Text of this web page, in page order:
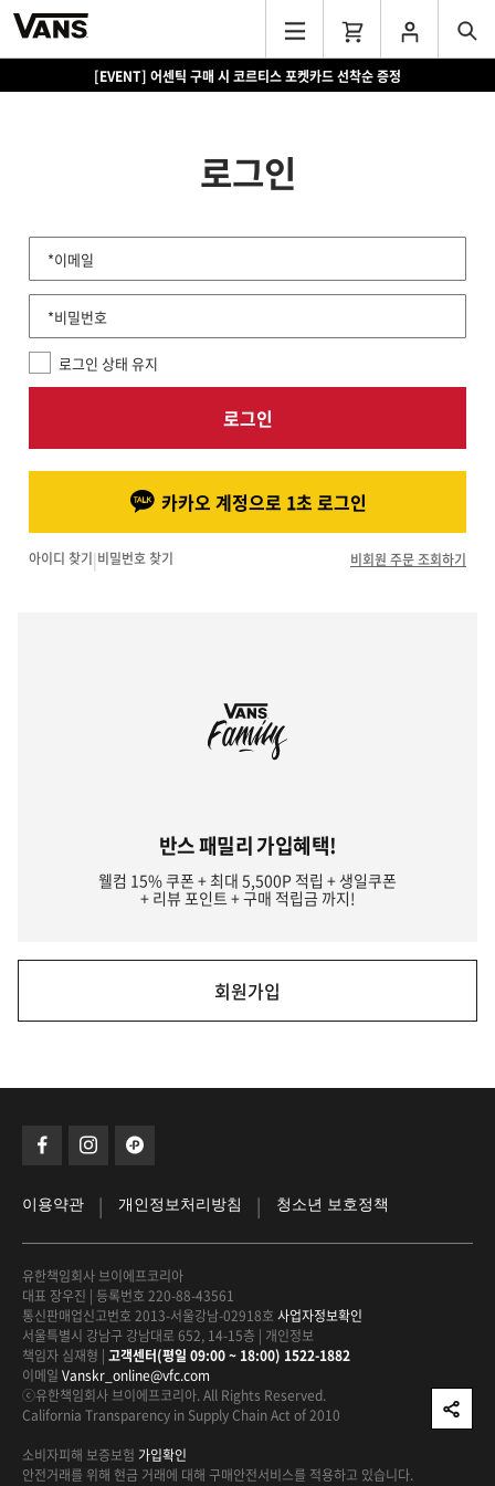
[EVENT] 어센틱 구매 시 코르티스 포켓카드 선착순 증정
로그인
*이메일
*비밀번호
로그인 상태 유지
로그인
카카오 계정으로 1초 로그인
아이디 찾기|비밀번호 찾기 비회원 주문 조회하기
반스 패밀리 가입혜택!
웰컴 15% 쿠폰 + 최대 5,500P 적립 + 생일쿠폰
+ 리뷰 포인트 + 구매 적립금 까지!
회원가입
이용약관 | 개인정보처리방침 | 청소년 보호정책
유한책임회사 브이에프코리아
대표 장우진 | 등록번호 220-88-43561
통신판매업신고번호 2013-서울강남-02918호 사업자정보확인
서울특별시 강남구 강남대로 652, 14-15층 | 개인정보
책임자 심재형 | 고객센터(평일 09:00 ~ 18:00) 1522-1882
이메일 Vanskr_online@vfc.com
ⓒ유한책임회사 브이에프코리아. All Rights Reserved.
California Transparency in Supply Chain Act of 2010
소비자피해 보증보험 가입확인
안전거래를 위해 현금 거래에 대해 구매안전서비스를 적용하고 있습니다.